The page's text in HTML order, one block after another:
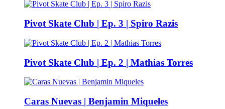
Pivot Skate Club | Ep. 3 | Spiro Razis
Pivot Skate Club | Ep. 2 | Mathias Torres
Caras Nuevas | Benjamin Miqueles